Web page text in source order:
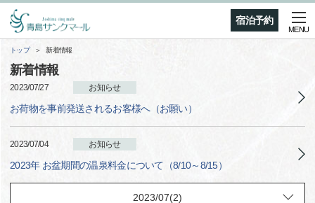
宿泊予約
MENU
トップ 新着情報
新着情報
2023/07/27 お知らせ
お荷物を事前発送されるお客様へ（お願い）
2023/07/04 お知らせ
2023年 お盆期間の温泉料金について（8/10～8/15）